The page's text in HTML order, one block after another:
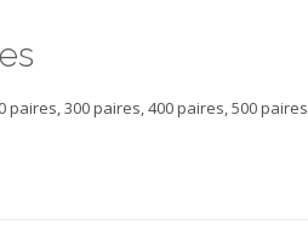
paires, 300 paires, 400 paires, 500 paires